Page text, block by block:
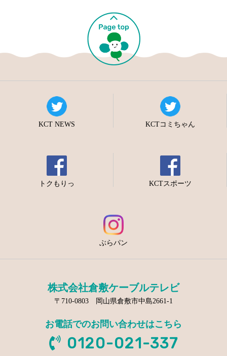
KCT NEWS KCTコミちゃん
トクもりっ KCTスポーツ
ぶらパン
株式会社倉敷ケーブルテレビ
〒710-0803 岡山県倉敷市中島2661-1
お電話でのお問い合わせはこちら
0120-021-337